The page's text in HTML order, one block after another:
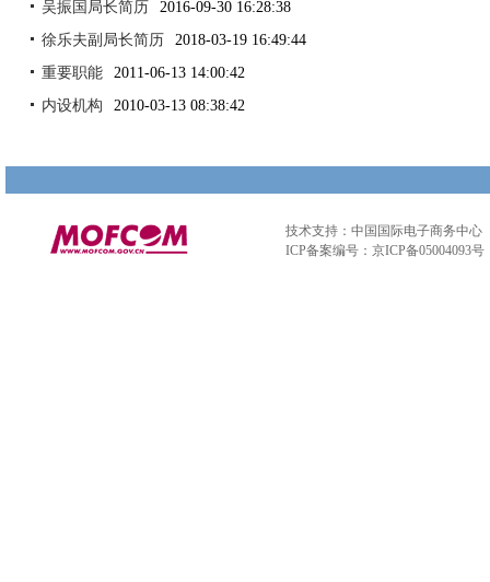
吴振国局长简历
2016-09-30 16:28:38
徐乐夫副局长简历
2018-03-19 16:49:44
重要职能
2011-06-13 14:00:42
内设机构
2010-03-13 08:38:42
技术支持：中国国际电子商务中心
ICP备案编号：京ICP备05004093号